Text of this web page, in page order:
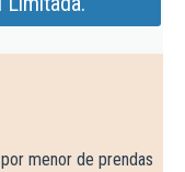
menor de prendas